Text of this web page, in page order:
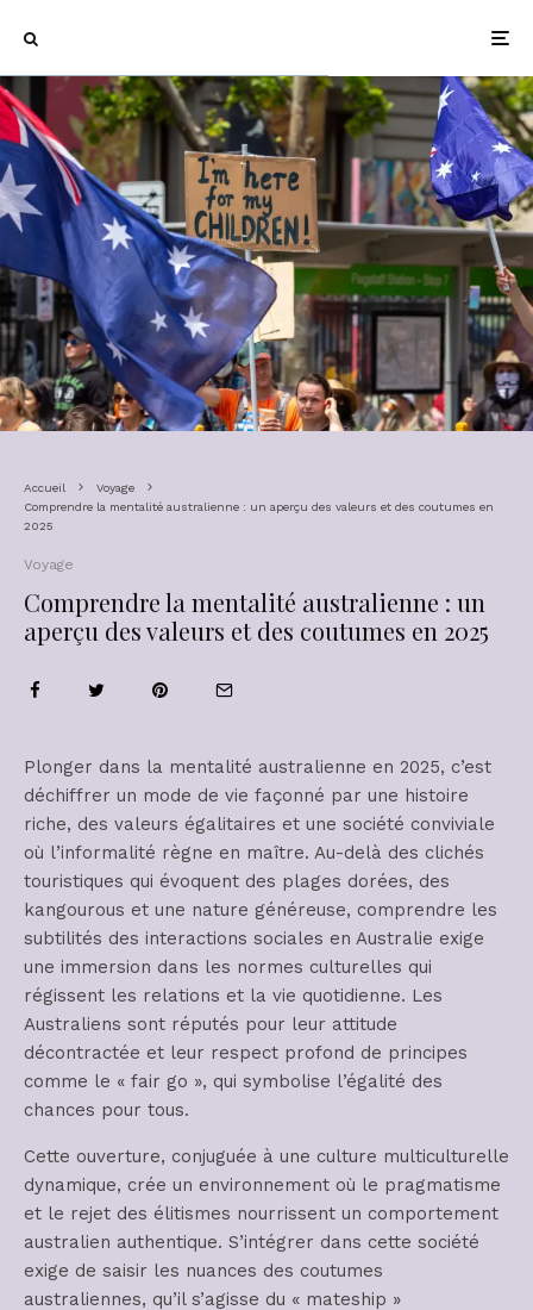
Accueil
Voyage
Comprendre la mentalité australienne : un aperçu des valeurs et des coutumes en
2025
Voyage
Comprendre la mentalité australienne : un
aperçu des valeurs et des coutumes en 2025
Plonger dans la mentalité australienne en 2025, c’est
déchiffrer un mode de vie façonné par une histoire
riche, des valeurs égalitaires et une société conviviale
où l’informalité règne en maître. Au-delà des clichés
touristiques qui évoquent des plages dorées, des
kangourous et une nature généreuse, comprendre les
subtilités des interactions sociales en Australie exige
une immersion dans les normes culturelles qui
régissent les relations et la vie quotidienne. Les
Australiens sont réputés pour leur attitude
décontractée et leur respect profond de principes
comme le « fair go », qui symbolise l’égalité des
chances pour tous.
Cette ouverture, conjuguée à une culture multiculturelle
dynamique, crée un environnement où le pragmatisme
et le rejet des élitismes nourrissent un comportement
australien authentique. S’intégrer dans cette société
exige de saisir les nuances des coutumes
australiennes, qu’il s’agisse du « mateship »